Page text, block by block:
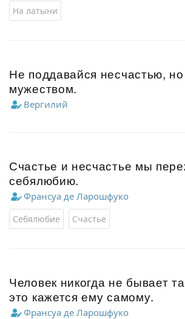
На латыни
Не поддавайся несчастью,
мужеством.
Вергилий
Счастье и несчастье мы
себялюбию.
Франсуа де Ларошфуко
Себялюбие Счастье
Человек никогда не бывает
это кажется ему самому.
Франсуа де Ларошфуко